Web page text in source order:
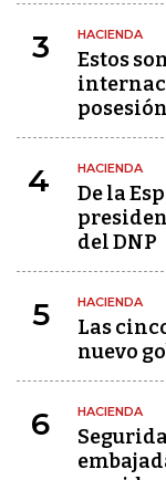
3 HACIENDA
Estos
4 HACIENDA
De la
del DNP
5 HACIENDA
Las
nuevo
6 HACIENDA